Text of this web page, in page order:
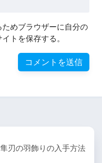
めブラウザーに自分の
トを保存する。
刃の羽飾りの入手方法